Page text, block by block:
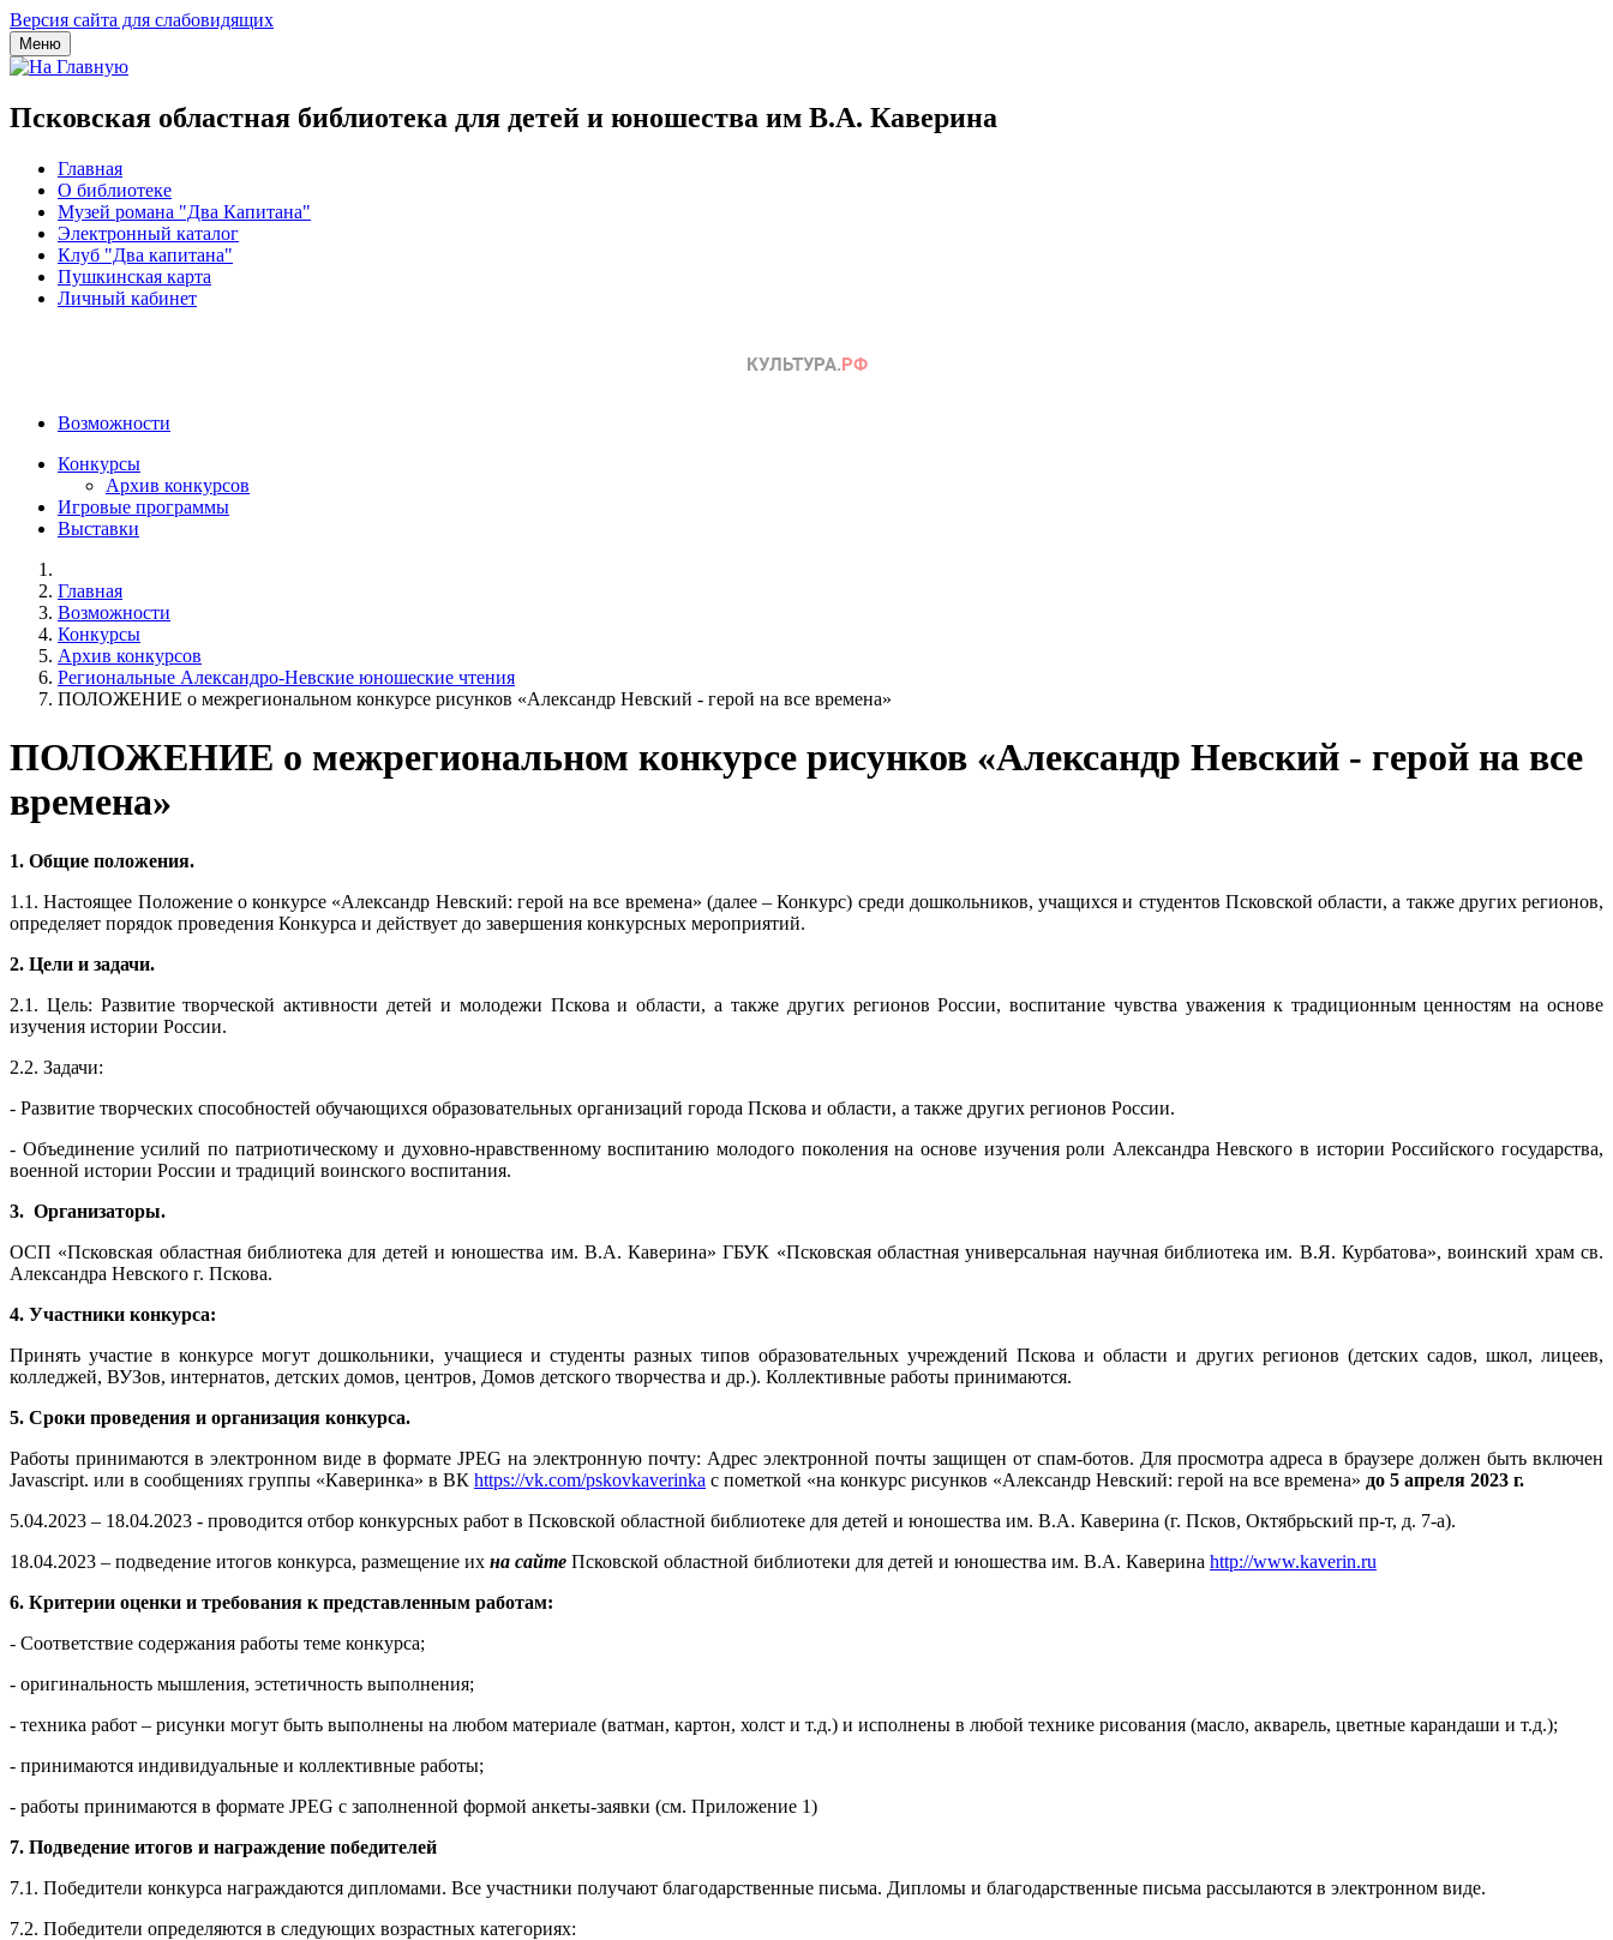
Версия сайта для слабовидящих
Меню
Псковская областная библиотека для детей и юношества им В.А. Каверина
Главная
О библиотеке
Музей романа "Два Капитана"
Электронный каталог
Клуб "Два капитана"
Пушкинская карта
Личный кабинет
Возможности
Конкурсы
Архив конкурсов
Игровые программы
Выставки
Главная
Возможности
Конкурсы
Архив конкурсов
Региональные Александро-Невские юношеские чтения
ПОЛОЖЕНИЕ о межрегиональном конкурсе рисунков «Александр Невский - герой на все времена»
ПОЛОЖЕНИЕ о межрегиональном конкурсе рисунков «Александр Невский - герой на все
времена»
1. Общие положения.
1.1. Настоящее Положение о конкурсе «Александр Невский: герой на все времена» (далее – Конкурс) среди дошкольников, учащихся и студентов Псковской области, а также других регионов,
определяет порядок проведения Конкурса и действует до завершения конкурсных мероприятий.
2. Цели и задачи.
2.1. Цель: Развитие творческой активности детей и молодежи Пскова и области, а также других регионов России, воспитание чувства уважения к традиционным ценностям на основе
изучения истории России.
2.2. Задачи:
- Развитие творческих способностей обучающихся образовательных организаций города Пскова и области, а также других регионов России.
- Объединение усилий по патриотическому и духовно-нравственному воспитанию молодого поколения на основе изучения роли Александра Невского в истории Российского государства,
военной истории России и традиций воинского воспитания.
3. Организаторы.
ОСП «Псковская областная библиотека для детей и юношества им. В.А. Каверина» ГБУК «Псковская областная универсальная научная библиотека им. В.Я. Курбатова», воинский храм св.
Александра Невского г. Пскова.
4. Участники конкурса:
Принять участие в конкурсе могут дошкольники, учащиеся и студенты разных типов образовательных учреждений Пскова и области и других регионов (детских садов, школ, лицеев,
колледжей, ВУЗов, интернатов, детских домов, центров, Домов детского творчества и др.). Коллективные работы принимаются.
5. Сроки проведения и организация конкурса.
Работы принимаются в электронном виде в формате JPEG на электронную почту: Адрес электронной почты защищен от спам-ботов. Для просмотра адреса в браузере должен быть включен
Javascript. или в сообщениях группы «Каверинка» в ВК https://vk.com/pskovkaverinka с пометкой «на конкурс рисунков «Александр Невский: герой на все времена» до 5 апреля 2023 г.
5.04.2023 – 18.04.2023 - проводится отбор конкурсных работ в Псковской областной библиотеке для детей и юношества им. В.А. Каверина (г. Псков, Октябрьский пр-т, д. 7-а).
18.04.2023 – подведение итогов конкурса, размещение их на сайте Псковской областной библиотеки для детей и юношества им. В.А. Каверина http://www.kaverin.ru
6. Критерии оценки и требования к представленным работам:
- Соответствие содержания работы теме конкурса;
- оригинальность мышления, эстетичность выполнения;
- техника работ – рисунки могут быть выполнены на любом материале (ватман, картон, холст и т.д.) и исполнены в любой технике рисования (масло, акварель, цветные карандаши и т.д.);
- принимаются индивидуальные и коллективные работы;
- работы принимаются в формате JPEG с заполненной формой анкеты-заявки (см. Приложение 1)
7. Подведение итогов и награждение победителей
7.1. Победители конкурса награждаются дипломами. Все участники получают благодарственные письма. Дипломы и благодарственные письма рассылаются в электронном виде.
7.2. Победители определяются в следующих возрастных категориях: